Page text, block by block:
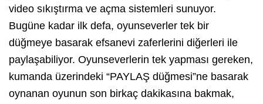
video sıkıştırma ve açma sistemleri sunuyor.
Bugüne kadar ilk defa, oyunseverler tek bir
düğmeye basarak efsanevi zaferlerini diğerleri ile
paylaşabiliyor. Oyunseverlerin tek yapması gereken,
kumanda üzerindeki “PAYLAŞ düğmesi”ne basarak
oynanan oyunun son birkaç dakikasına bakmak,